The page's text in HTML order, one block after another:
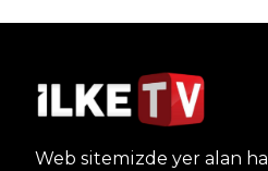
Web sitemizde yer alan